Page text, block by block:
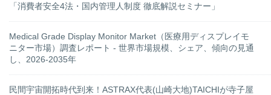
「消費者安全4法・国内管理人制度 徹底解説セミナー」
Medical Grade Display Monitor Market（医療用ディスプレイモ
ニター市場）調査レポート - 世界市場規模、シェア、傾向の見通
し、2026-2035年
民間宇宙開拓時代到来！ASTRAX代表(山崎大地)TAICHIが寺子屋